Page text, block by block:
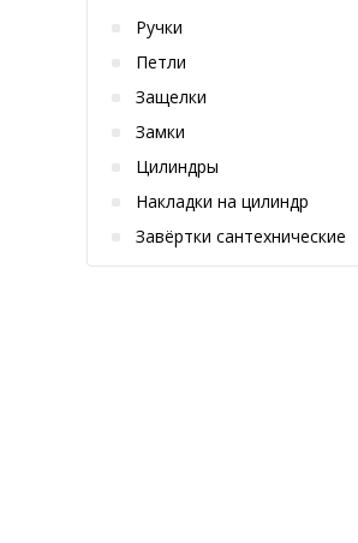
Ручки
Петли
Защелки
Замки
Цилиндры
Накладки на цилиндр
Завёртки сантехнические